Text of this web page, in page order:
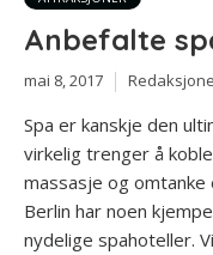
Anbefalte
mai 8, 2017
Spa er kanskje den
virkelig trenger å
massasje og
Berlin har noen
nydelige spahoteller.